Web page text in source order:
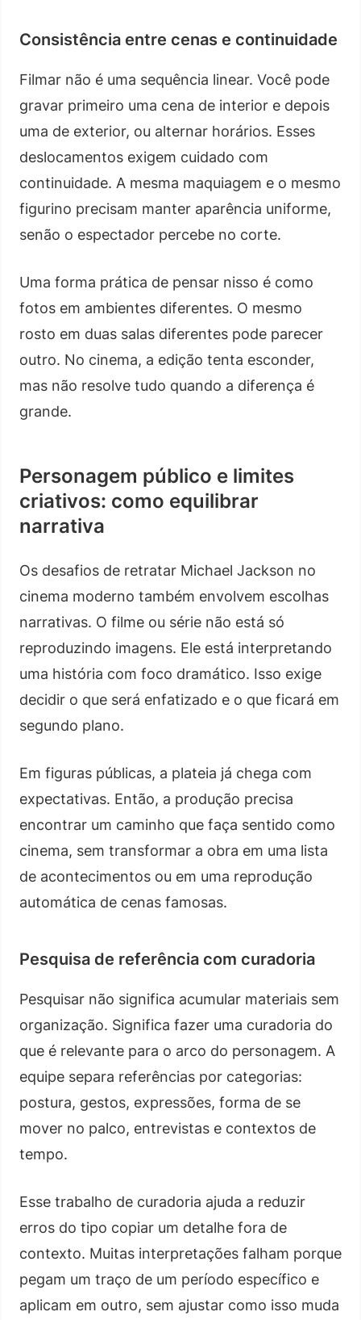
Consistência entre cenas e continuidade
Filmar não é uma sequência linear. Você pode
gravar primeiro uma cena de interior e depois
uma de exterior, ou alternar horários. Esses
deslocamentos exigem cuidado com
continuidade. A mesma maquiagem e o mesmo
figurino precisam manter aparência uniforme,
senão o espectador percebe no corte.
Uma forma prática de pensar nisso é como
fotos em ambientes diferentes. O mesmo
rosto em duas salas diferentes pode parecer
outro. No cinema, a edição tenta esconder,
mas não resolve tudo quando a diferença é
grande.
Personagem público e limites
criativos: como equilibrar
narrativa
Os desafios de retratar Michael Jackson no
cinema moderno também envolvem escolhas
narrativas. O filme ou série não está só
reproduzindo imagens. Ele está interpretando
uma história com foco dramático. Isso exige
decidir o que será enfatizado e o que ficará em
segundo plano.
Em figuras públicas, a plateia já chega com
expectativas. Então, a produção precisa
encontrar um caminho que faça sentido como
cinema, sem transformar a obra em uma lista
de acontecimentos ou em uma reprodução
automática de cenas famosas.
Pesquisa de referência com curadoria
Pesquisar não significa acumular materiais sem
organização. Significa fazer uma curadoria do
que é relevante para o arco do personagem. A
equipe separa referências por categorias:
postura, gestos, expressões, forma de se
mover no palco, entrevistas e contextos de
tempo.
Esse trabalho de curadoria ajuda a reduzir
erros do tipo copiar um detalhe fora de
contexto. Muitas interpretações falham porque
pegam um traço de um período específico e
aplicam em outro, sem ajustar como isso muda